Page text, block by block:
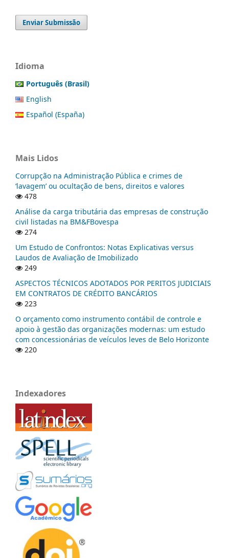
Enviar Submissão
Idioma
Português (Brasil)
English
Español (España)
Mais Lidos
Corrupção na Administração Pública e crimes de
‘lavagem’ ou ocultação de bens, direitos e valores
478
Análise da carga tributária das empresas de construção
civil listadas na BM&FBovespa
274
Um Estudo de Confrontos: Notas Explicativas versus
Laudos de Avaliação de Imobilizado
249
ASPECTOS TÉCNICOS ADOTADOS POR PERITOS JUDICIAIS
EM CONTRATOS DE CRÉDITO BANCÁRIOS
223
O orçamento como instrumento contábil de controle e
apoio à gestão das organizações modernas: um estudo
com concessionárias de veículos leves de Belo Horizonte
220
Indexadores